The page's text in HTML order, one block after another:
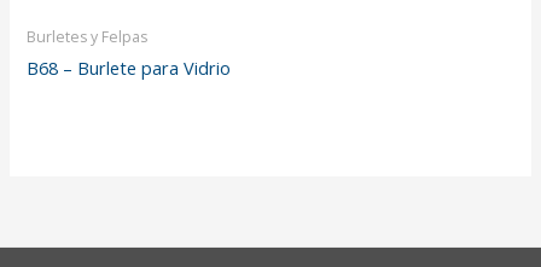
Burletes y Felpas
B68 – Burlete para Vidrio